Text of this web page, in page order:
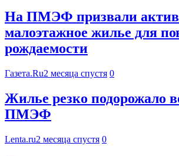
На ПМЭФ призвали
малоэтажное жилье для
рождаемости
Газета.Ru2 месяца спустя 0
Жилье резко подорожало
ПМЭФ
Lenta.ru2 месяца спустя 0